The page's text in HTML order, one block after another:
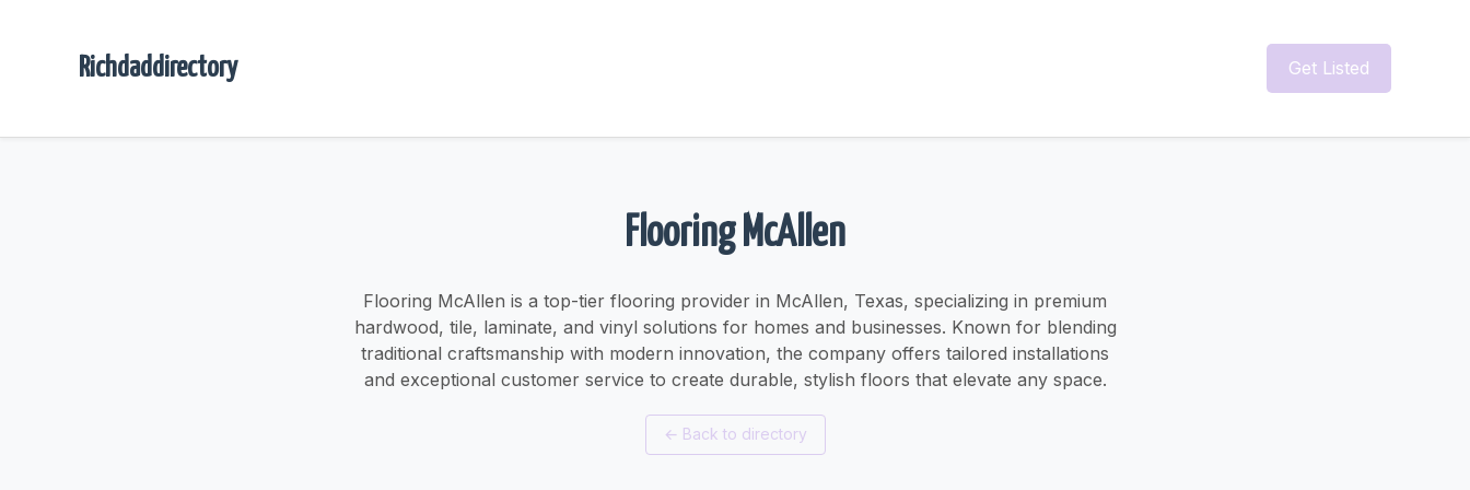
Richdaddirectory Get Listed
Flooring McAllen
Flooring McAllen is a top-tier flooring provider in McAllen, Texas, specializing in premium
hardwood, tile, laminate, and vinyl solutions for homes and businesses. Known for blending
traditional craftsmanship with modern innovation, the company offers tailored installations
and exceptional customer service to create durable, stylish floors that elevate any space.
← Back to directory